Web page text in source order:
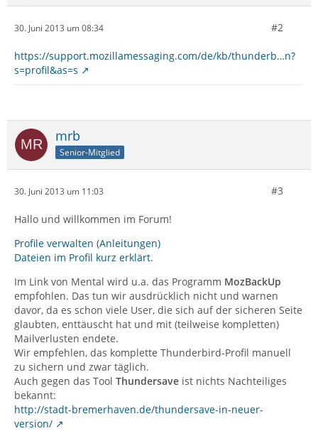
30. Juni 2013 um 08:34 #2
https://support.mozillamessaging.com/de/kb/thunderb…n?
s=profil&as=s
mrb
Senior-Mitglied
30. Juni 2013 um 11:03 #3
Hallo und willkommen im Forum!
Profile verwalten (Anleitungen)
Dateien im Profil kurz erklärt.
Im Link von Mental wird u.a. das Programm MozBackUp
empfohlen. Das tun wir ausdrücklich nicht und warnen
davor, da es schon viele User, die sich auf der sicheren Seite
glaubten, enttäuscht hat und mit (teilweise kompletten)
Mailverlusten endete.
Wir empfehlen, das komplette Thunderbird-Profil manuell
zu sichern und zwar täglich.
Auch gegen das Tool Thundersave ist nichts Nachteiliges
bekannt:
http://stadt-bremerhaven.de/thundersave-in-neuer-
version/